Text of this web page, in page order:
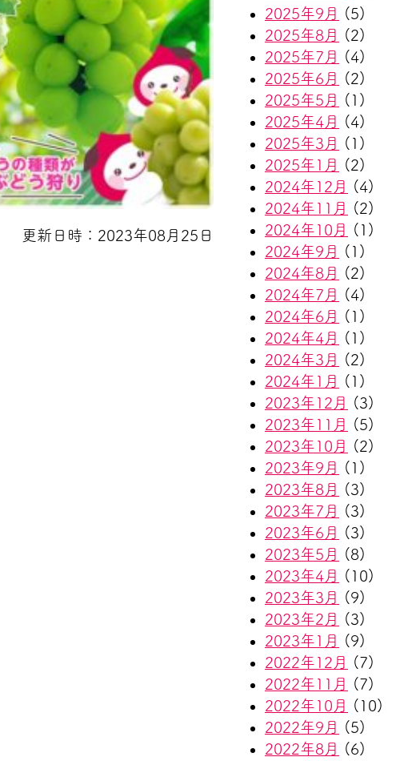
更新日時：2023年08月25日
2025年9月
(5)
2025年8月
(2)
2025年7月
(4)
2025年6月
(2)
2025年5月
(1)
2025年4月
(4)
2025年3月
(1)
2025年1月
(2)
2024年12月
(4)
2024年11月
(2)
2024年10月
(1)
2024年9月
(1)
2024年8月
(2)
2024年7月
(4)
2024年6月
(1)
2024年4月
(1)
2024年3月
(2)
2024年1月
(1)
2023年12月
(3)
2023年11月
(5)
2023年10月
(2)
2023年9月
(1)
2023年8月
(3)
2023年7月
(3)
2023年6月
(3)
2023年5月
(8)
2023年4月
(10)
2023年3月
(9)
2023年2月
(3)
2023年1月
(9)
2022年12月
(7)
2022年11月
(7)
2022年10月
(10)
2022年9月
(5)
2022年8月
(6)